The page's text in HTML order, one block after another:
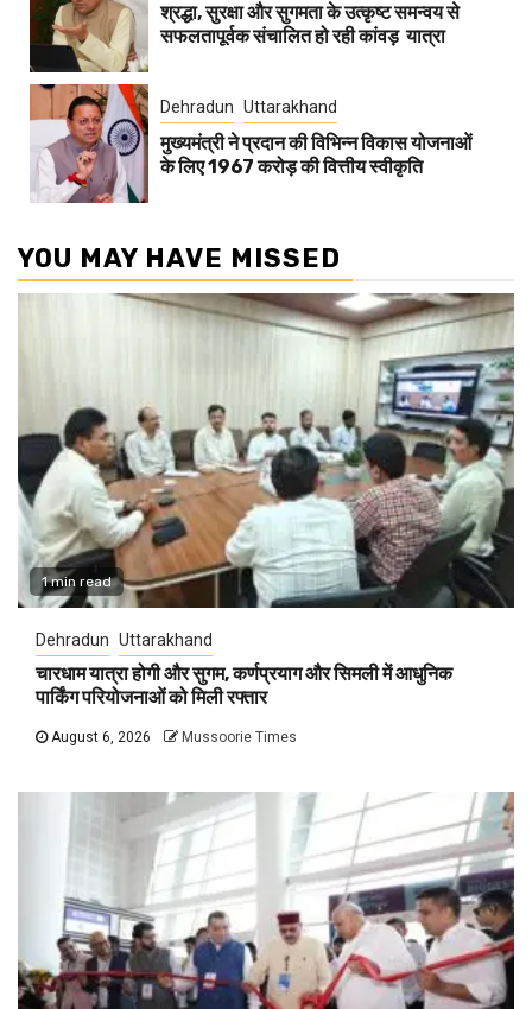
श्रद्धा, सुरक्षा और सुगमता के उत्कृष्ट समन्वय से
सफलतापूर्वक संचालित हो रही कांवड़ यात्रा
Dehradun Uttarakhand
मुख्यमंत्री ने प्रदान की विभिन्न विकास योजनाओं
के लिए 1967 करोड़ की वित्तीय स्वीकृति
YOU MAY HAVE MISSED
1 min read
Dehradun Uttarakhand
चारधाम यात्रा होगी और सुगम, कर्णप्रयाग और सिमली में आधुनिक
पार्किंग परियोजनाओं को मिली रफ्तार
August 6, 2026 Mussoorie Times